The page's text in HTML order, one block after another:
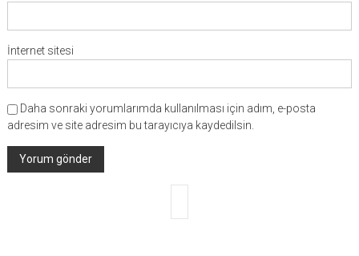
İnternet sitesi
Daha sonraki yorumlarımda kullanılması için adım, e-posta
adresim ve site adresim bu tarayıcıya kaydedilsin.